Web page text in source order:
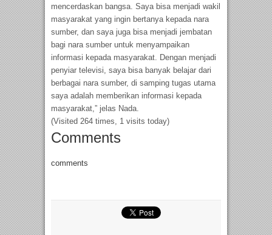
mencerdaskan bangsa. Saya bisa menjadi wakil
masyarakat yang ingin bertanya kepada nara
sumber, dan saya juga bisa menjadi jembatan
bagi nara sumber untuk menyampaikan
informasi kepada masyarakat. Dengan menjadi
penyiar televisi, saya bisa banyak belajar dari
berbagai nara sumber, di samping tugas utama
saya adalah memberikan informasi kepada
masyarakat,” jelas Nada.
(Visited 264 times, 1 visits today)
Comments
comments